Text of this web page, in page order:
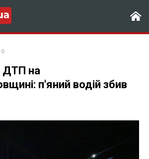
ДТП на
п'яний водій збив